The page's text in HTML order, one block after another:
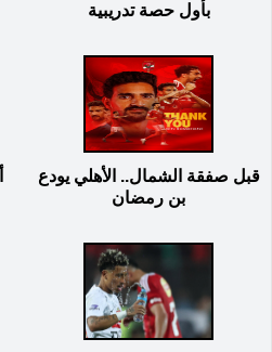
بأول حصة تدريبية
قبل صفقة الشمال.. الأهلي يودع
بن رمضان